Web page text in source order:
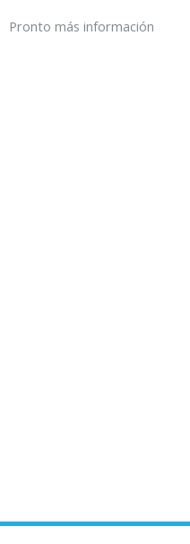
Pronto más información